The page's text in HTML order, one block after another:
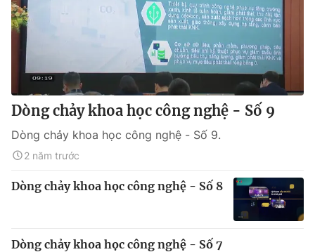
Dòng chảy khoa học công nghệ - Số 9
Dòng chảy khoa học công nghệ - Số 9.
2 năm trước
Dòng chảy khoa học công nghệ - Số 8
Dòng chảy khoa học công nghệ - Số 7